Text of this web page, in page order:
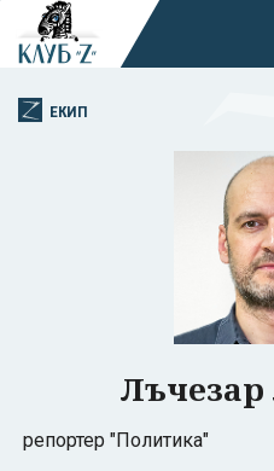
ЕКИП
репортер "Политика"